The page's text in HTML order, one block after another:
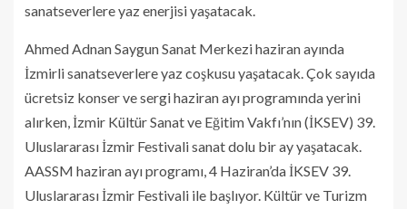
sanatseverlere yaz enerjisi yaşatacak.
Ahmed Adnan Saygun Sanat Merkezi haziran ayında
İzmirli sanatseverlere yaz coşkusu yaşatacak. Çok sayıda
ücretsiz konser ve sergi haziran ayı programında yerini
alırken, İzmir Kültür Sanat ve Eğitim Vakfı’nın (İKSEV) 39.
Uluslararası İzmir Festivali sanat dolu bir ay yaşatacak.
AASSM haziran ayı programı, 4 Haziran’da İKSEV 39.
Uluslararası İzmir Festivali ile başlıyor. Kültür ve Turizm